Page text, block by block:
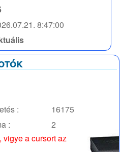
8:47:00
:
16175
:
2
vigye a cursort az